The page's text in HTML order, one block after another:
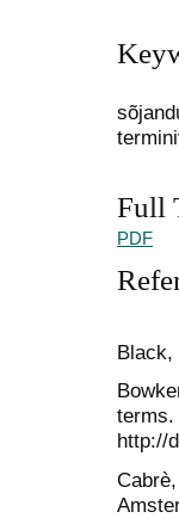
Full
PDF
Black,
terms.
http://